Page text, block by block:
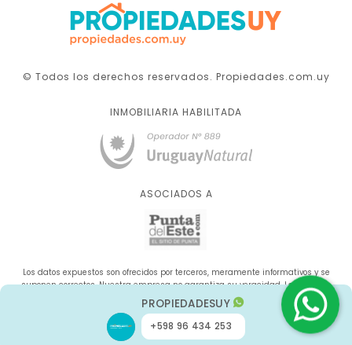
PROPIEDADESUY
+598 96 434 253
© Todos los derechos reservados. Propiedades.com.uy
INMOBILIARIA HABILITADA
ASOCIADOS A
Los datos expuestos son ofrecidos por terceros, meramente informativos y se
suponen correctos. Nuestra empresa no garantiza su veracidad. La oferta se
sujeta a errores, cambios de precio, omisión y/o retirada del mercado sin aviso
previo.